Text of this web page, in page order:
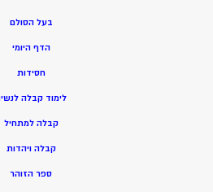
בעל הסולם
הדף היומי
חסידות
לימוד קבלה
קבלה למתחיל
קבלה ויהדות
ספר הזוהר